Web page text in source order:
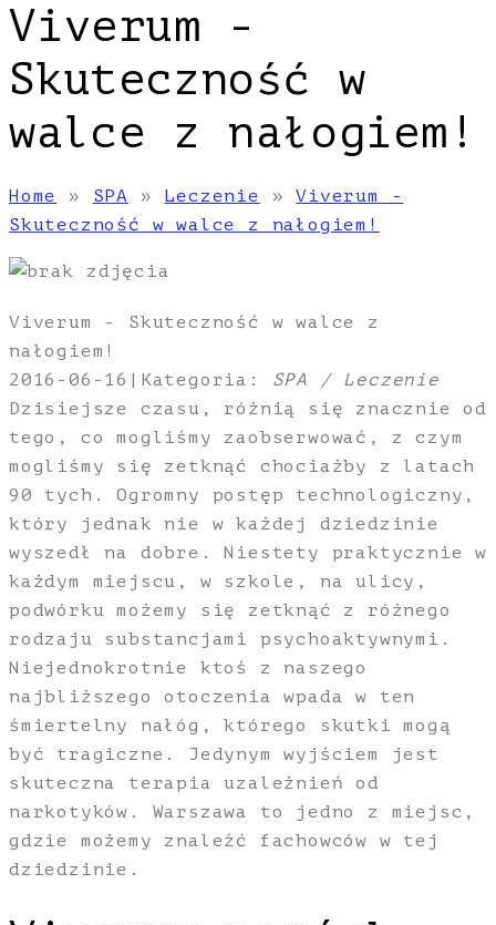
Viverum -
Skuteczność w
walce z nałogiem!
Home » SPA » Leczenie »Viverum -
Skuteczność w walce z nałogiem!
Viverum - Skuteczność w walce z
nałogiem!
2016-06-16 | Kategoria: SPA / Leczenie
Dzisiejsze czasu, różnią się znacznie od
tego, co mogliśmy zaobserwować, z czym
mogliśmy się zetknąć chociażby z latach
90 tych. Ogromny postęp technologiczny,
który jednak nie w każdej dziedzinie
wyszedł na dobre. Niestety praktycznie w
każdym miejscu, w szkole, na ulicy,
podwórku możemy się zetknąć z różnego
rodzaju substancjami psychoaktywnymi.
Niejednokrotnie ktoś z naszego
najbliższego otoczenia wpada w ten
śmiertelny nałóg, którego skutki mogą
być tragiczne. Jedynym wyjściem jest
skuteczna terapia uzależnień od
narkotyków. Warszawa to jedno z miejsc,
gdzie możemy znaleźć fachowców w tej
dziedzinie.